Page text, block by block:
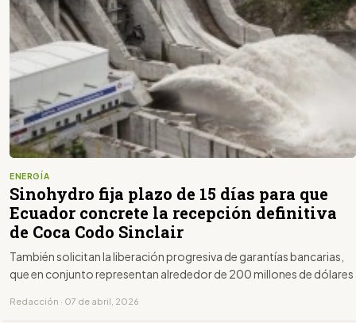
ENERGÍA
Sinohydro fija plazo de 15 días para que
Ecuador concrete la recepción definitiva
de Coca Codo Sinclair
También solicitan la liberación progresiva de garantías bancarias,
que en conjunto representan alrededor de 200 millones de dólares
Redacción · 07 de abril, 2026